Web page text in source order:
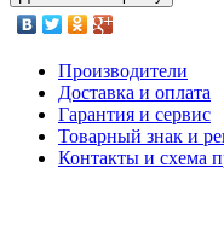
Производители
Доставка и оплата
Гарантия и сервис
Товарный знак и
Контакты и схема